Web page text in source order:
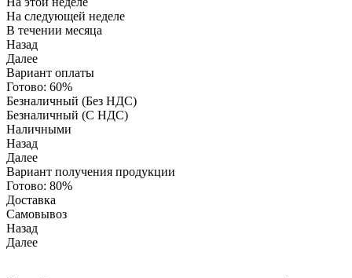
На следующей неделе
В течении месяца
Назад
Далее
Вариант оплаты
Готово: 60%
Безналичный (Без НДС)
Безналичный (С НДС)
Наличными
Назад
Далее
Вариант получения продукции
Готово: 80%
Доставка
Самовывоз
Назад
Далее